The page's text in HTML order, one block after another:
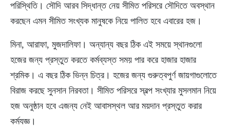
পরিস্থিতি। সৌদি আরব সিদ্ধান্ত নেয় সীমিত পরিসরে সৌদিতে অবস্থান
করছেন এমন সীমিত সংখ্যক মানুষকে নিয়ে পালিত হবে এবারের হজ।
মিনা, আরাফা, মুজদালিফা। অন্যান্য বছর ঠিক এই সময়ে স্থানগুলো
হজের জন্য প্রস্তুত করতে কর্মব্যস্ত সময় পার করে হাজার হাজার
শ্রমিক। এ বছর ঠিক ভিন্ন চিত্র। হজের জন্য গুরুত্বপুর্ণ জায়গাগুলোতে
বিরাজ করছে সুনসান নিরবতা। সীমিত পরিসরে স্বল্প সংখ্যার মুসলমান নিয়ে
হজ অনুষ্ঠান হবে এজন্য নেই আবাসস্থল আর ময়দান প্রস্তুত করার
কর্মযজ্ঞ।